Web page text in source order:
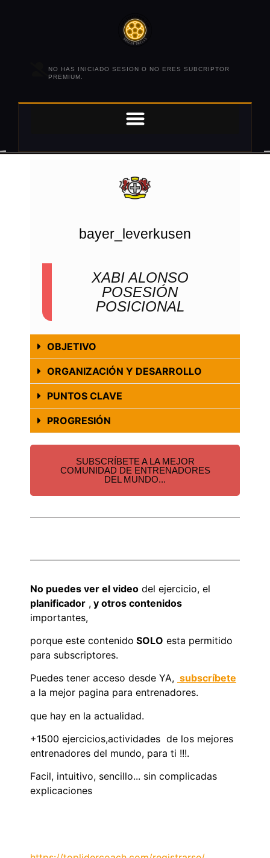
NO HAS INICIADO SESION O NO ERES SUBCRIPTOR
PREMIUM.
bayer_leverkusen
XABI ALONSO
POSESIÓN
POSICIONAL
OBJETIVO
ORGANIZACIÓN Y DESARROLLO
PUNTOS CLAVE
PROGRESIÓN
SUBSCRÍBETE A LA MEJOR
COMUNIDAD DE ENTRENADORES
DEL MUNDO...
No puedes ver el video del ejercicio, el
planificador , y otros contenidos
importantes,
porque este contenido SOLO esta permitido
para subscriptores.
Puedes tener acceso desde YA, subscríbete
a la mejor pagina para entrenadores.
que hay en la actualidad.
+1500 ejercicios,actividades de los mejores
entrenadores del mundo, para ti !!!.
Facil, intuitivo, sencillo... sin complicadas
explicaciones